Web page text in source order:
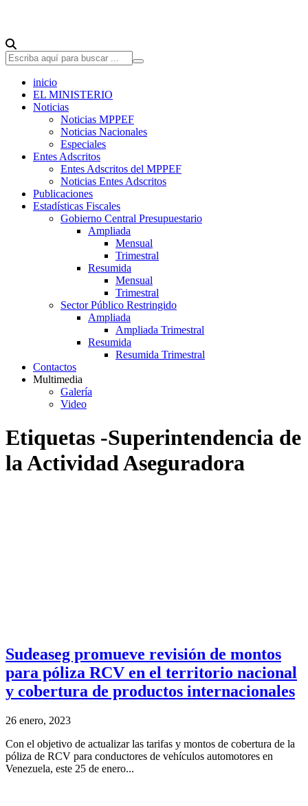
inicio
EL MINISTERIO
Noticias
Noticias MPPEF
Noticias Nacionales
Especiales
Entes Adscritos
Entes Adscritos del MPPEF
Noticias Entes Adscritos
Publicaciones
Estadísticas Fiscales
Gobierno Central Presupuestario
Ampliada
Mensual
Trimestral
Resumida
Mensual
Trimestral
Sector Público Restringido
Ampliada
Ampliada Trimestral
Resumida
Resumida Trimestral
Contactos
Multimedia
Galería
Video
Etiquetas -Superintendencia de
la Actividad Aseguradora
Sudeaseg promueve revisión de montos
para póliza RCV en el territorio nacional
y cobertura de productos internacionales
26 enero, 2023
Con el objetivo de actualizar las tarifas y montos de cobertura de la
póliza de RCV para conductores de vehículos automotores en
Venezuela, este 25 de enero...